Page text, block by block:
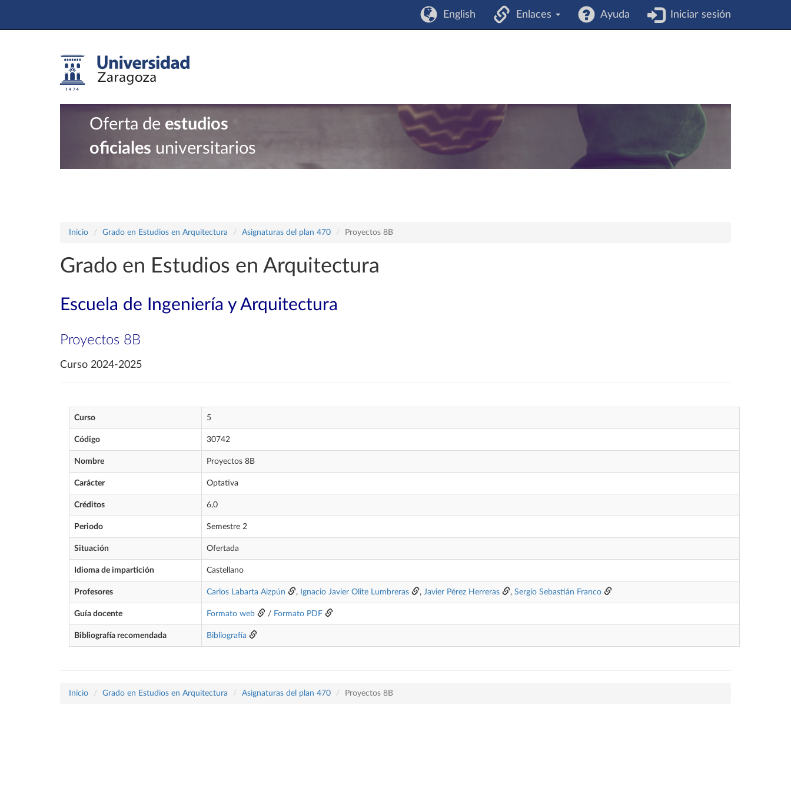
English Enlaces Ayuda Iniciar sesión
Oferta de estudios
oficiales universitarios
Inicio Grado en Estudios en Arquitectura Asignaturas del plan 470 Proyectos 8B
Grado en Estudios en Arquitectura
Escuela de Ingeniería y Arquitectura
Proyectos 8B
Curso 2024-2025
Curso 5
Código 30742
Nombre Proyectos 8B
Carácter Optativa
Créditos 6,0
Periodo Semestre 2
Situación Ofertada
Idioma de impartición Castellano
Profesores Carlos Labarta Aizpún , Ignacio Javier Olite Lumbreras , Javier Pérez Herreras , Sergio Sebastián Franco
Guía docente Formato web / Formato PDF
Bibliografía recomendada Bibliografía
Inicio Grado en Estudios en Arquitectura Asignaturas del plan 470 Proyectos 8B